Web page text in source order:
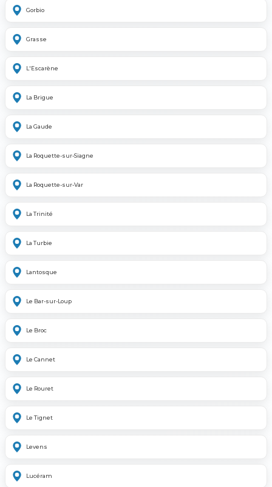
Gorbio
Grasse
L'Escarène
La Brigue
La Gaude
La Roquette-sur-Siagne
La Roquette-sur-Var
La Trinité
La Turbie
Lantosque
Le Bar-sur-Loup
Le Broc
Le Cannet
Le Rouret
Le Tignet
Levens
Lucéram